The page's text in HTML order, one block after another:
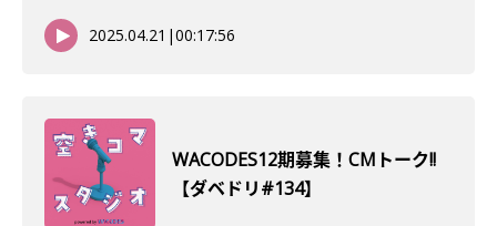
2025.04.21 |00:17:56
WACODES12期募集！CMトーク!!
【ダベドリ#134】